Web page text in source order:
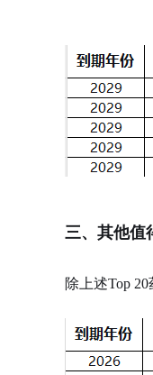
三、其他值
除上述Top